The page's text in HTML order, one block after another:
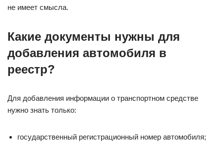
не имеет смысла.
Какие документы нужны для
добавления автомобиля в
реестр?
Для добавления информации о транспортном средстве
нужно знать только:
государственный регистрационный номер автомобиля;